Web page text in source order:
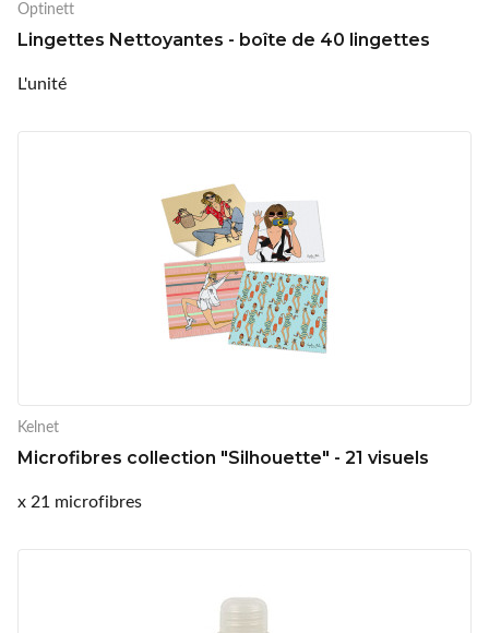
Optinett
Lingettes Nettoyantes - boîte de 40 lingettes
L'unité
Kelnet
Microfibres collection "Silhouette" - 21 visuels
x 21 microfibres